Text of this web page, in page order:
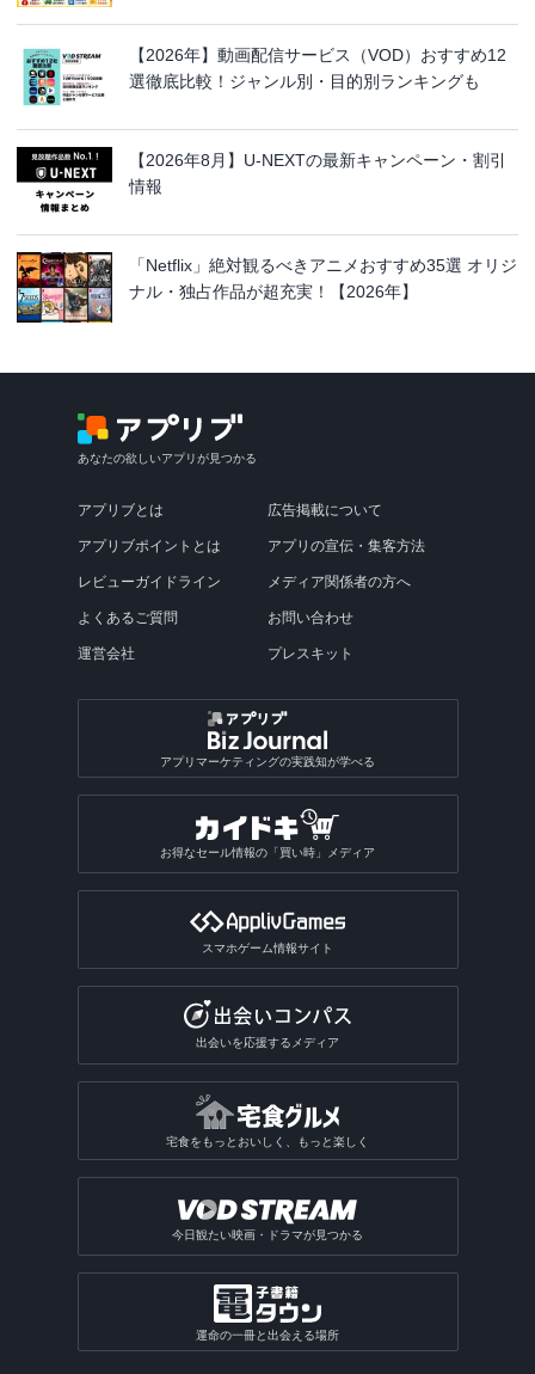
【2026年】動画配信サービス（VOD）おすすめ12
選徹底比較！ジャンル別・目的別ランキングも
【2026年8月】U-NEXTの最新キャンペーン・割引
情報
「Netflix」絶対観るべきアニメおすすめ35選 オリジ
ナル・独占作品が超充実！【2026年】
あなたの欲しいアプリが見つかる
アプリブとは
アプリブポイントとは
レビューガイドライン
よくあるご質問
運営会社
広告掲載について
アプリの宣伝・集客方法
メディア関係者の方へ
お問い合わせ
プレスキット
アプリマーケティングの実践知が学べる
お得なセール情報の「買い時」メディア
スマホゲーム情報サイト
出会いを応援するメディア
宅食をもっとおいしく、もっと楽しく
今日観たい映画・ドラマが見つかる
運命の一冊と出会える場所